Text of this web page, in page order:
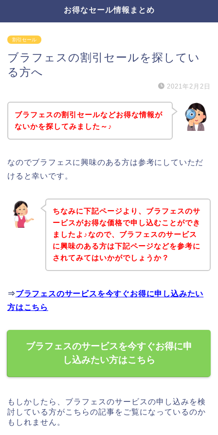
お得なセール情報まとめ
割引セール
ブラフェスの割引セールを探してい
る方へ
2021年2月2日
ブラフェスの割引セールなどお得な情報が
ないかを探してみました～♪
なのでブラフェスに興味のある方は参考にしていただ
けると幸いです。
ちなみに下記ページより、ブラフェスのサ
ービスがお得な価格で申し込むことができ
ましたよ♪なので、ブラフェスのサービス
に興味のある方は下記ページなどを参考に
されてみてはいかがでしょうか？
⇒ブラフェスのサービスを今すぐお得に申し込みたい
方はこちら
ブラフェスのサービスを今すぐお得に申
し込みたい方はこちら
もしかしたら、ブラフェスのサービスの申し込みを検
討している方がこちらの記事をご覧になっているのか
もしれません。